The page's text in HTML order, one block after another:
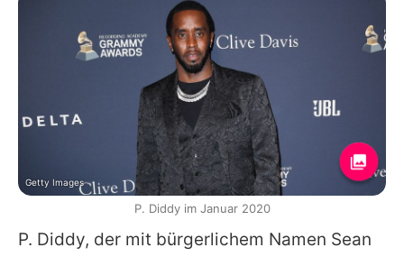
P. Diddy, der mit bürgerlichem Namen Sean
Getty Images
P. Diddy im Januar 2020